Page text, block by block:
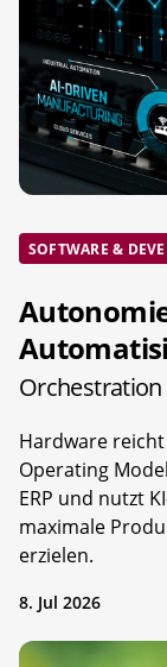
SOFTWARE &
Orchestration
Hardware
Operating
ERP und nutzt
maximale
erzielen.
8. Jul 2026